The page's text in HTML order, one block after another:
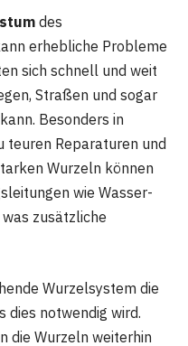
des
erhebliche Probleme
sich schnell und weit
Straßen und sogar
Besonders in
teuren Reparaturen und
Wurzeln können
wie Wasser-
zusätzliche
Wurzelsystem die
dies notwendig wird.
die Wurzeln weiterhin